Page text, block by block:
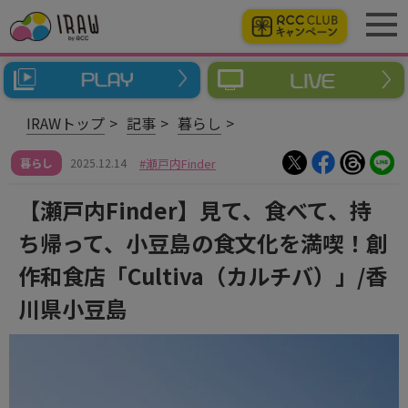
IRAWトップ 記事 暮らし
暮らし 2025.12.14 瀬戸内Finder
【瀬戸内Finder】見て、食べて、持
ち帰って、小豆島の食文化を満喫！創
作和食店「Cultiva（カルチバ）」/香
川県小豆島